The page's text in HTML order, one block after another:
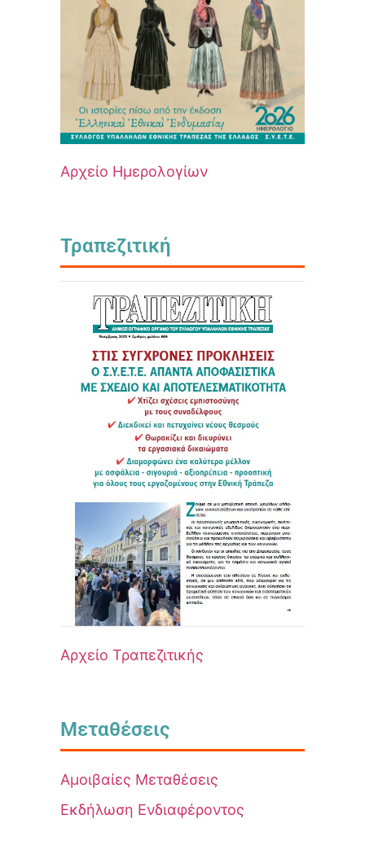
Αρχείο Ημερολογίων
Τραπεζιτική
Αρχείο Τραπεζιτικής
Μεταθέσεις
Αμοιβαίες Μεταθέσεις
Εκδήλωση Ενδιαφέροντος